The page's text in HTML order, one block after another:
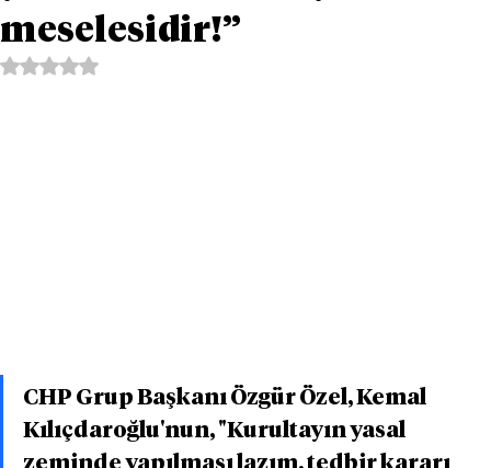
meselesidir!”
5 üzerinden NaN yıldız
CHP Grup Başkanı Özgür Özel, Kemal
Kılıçdaroğlu'nun, "Kurultayın yasal
zeminde yapılması lazım, tedbir kararı